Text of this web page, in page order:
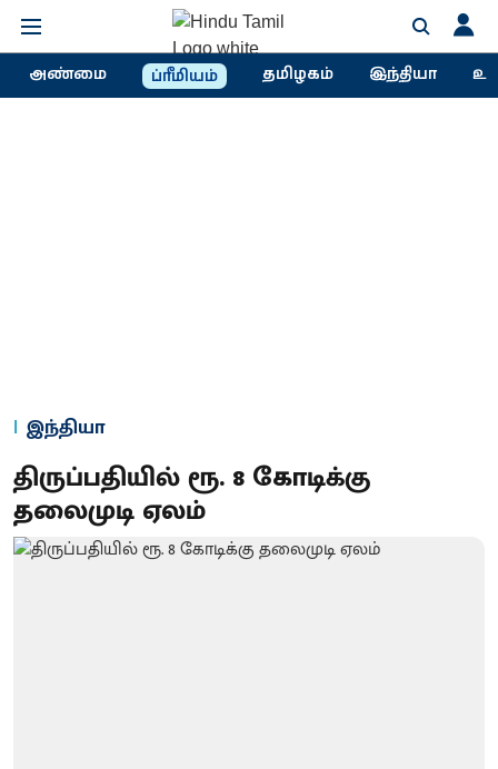
அண்மை ப்ரீமியம் தமிழகம் இந்தியா
இந்தியா
திருப்பதியில் ரூ. 8 கோடிக்கு
தலைமுடி ஏலம்